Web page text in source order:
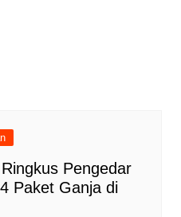
Pengedar
Paket Ganja di